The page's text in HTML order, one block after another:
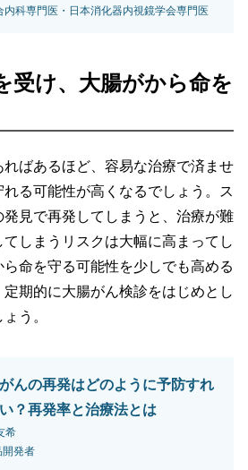
科専門医・日本消化器内視鏡学会専門医
受け、大腸がから命を
ばあるほど、容易な治療で済ませ
る可能性が高くなるでしょう。ス
見で再発してしまうと、治療が難
しまうリスクは大幅に高まってし
命を守る可能性を少しでも高める
期的に大腸がん検診をはじめとし
う。
んの再発はどのように予防すれ
？再発率と治療法とは
希
発者